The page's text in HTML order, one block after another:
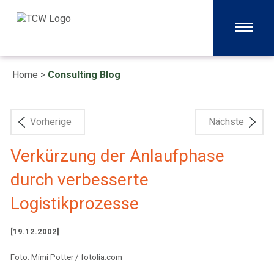
Home > Consulting Blog
Vorherige Nächste
Verkürzung der Anlaufphase
durch verbesserte
Logistikprozesse
[19.12.2002]
Foto: Mimi Potter / fotolia.com